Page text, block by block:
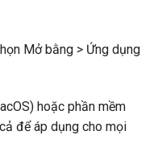
Mở bằng > Ứng dụng
hoặc phần mềm
để áp dụng cho mọi